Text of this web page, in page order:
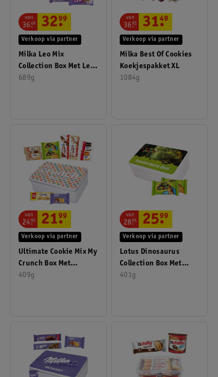
Milka Leo Mix
Collection Box Met Leo
White, Leo Melk, Leo
689g
Verkoop via partner
van
36.
49 32.
99
Milka Best Of Cookies
Koekjespakket XL
1084g
Verkoop via partner
van
36.
95 31.
49
Ultimate Cookie Mix My
Crunch Box Met
Koekjes En Snacks In
409g
Verkoop via partner
van
24.
95 21.
99
Lotus Dinosaurus
Collection Box Met
Granen En Chocolade
401g
Verkoop via partner
van
28.
95 25.
99